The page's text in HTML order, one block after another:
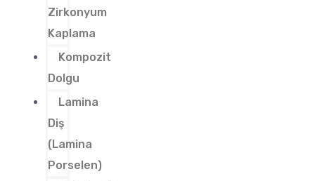
Zirkonyum
Kaplama
Kompozit
Dolgu
Lamina
Diş
(Lamina
Porselen)